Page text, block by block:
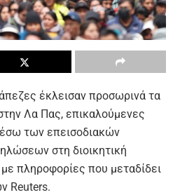
έκλεισαν προσωρινά τα
Λα Πας, επικαλούμενες
των επεισοδιακών
στη διοικητική
πληροφορίες που μεταδίδει
Reuters.